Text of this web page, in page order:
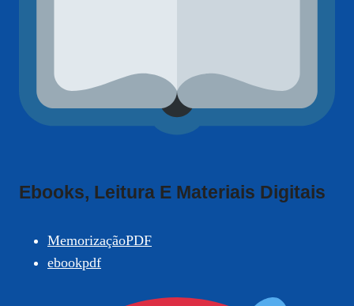
Ebooks, Leitura E Materiais Digitais
MemorizaçãoPDF
ebookpdf